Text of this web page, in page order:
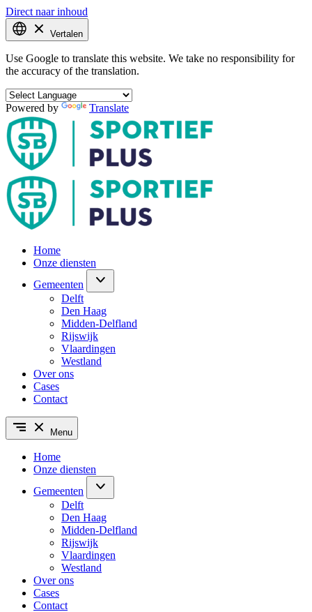
Direct naar inhoud
Vertalen
Use Google to translate this website. We take no responsibility for
the accuracy of the translation.
Powered by Translate
Home
Onze diensten
Gemeenten
Delft
Den Haag
Midden-Delfland
Rijswijk
Vlaardingen
Westland
Over ons
Cases
Contact
Menu
Home
Onze diensten
Gemeenten
Delft
Den Haag
Midden-Delfland
Rijswijk
Vlaardingen
Westland
Over ons
Cases
Contact